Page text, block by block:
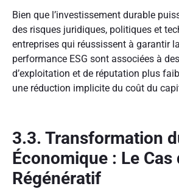
Bien que l’investissement durable
des risques juridiques, politiques et
entreprises qui réussissent à garantir
performance ESG sont associées à
d’exploitation et de réputation plus
une réduction implicite du coût du
3.3. Transformation
Économique : Le Cas
Régénératif